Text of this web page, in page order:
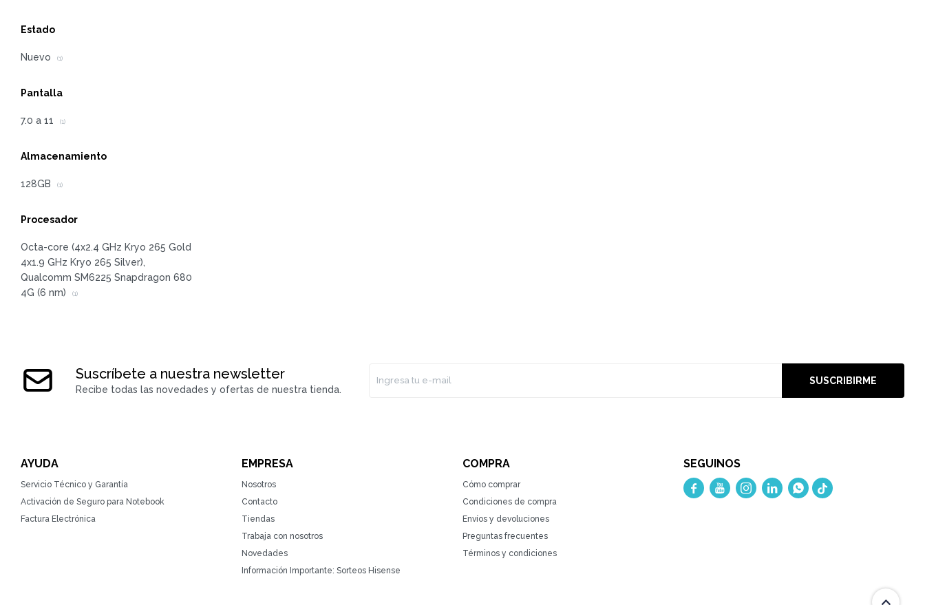
Estado
Nuevo (1)
Pantalla
7.0 a 11 (1)
Almacenamiento
128GB (1)
Procesador
Octa-core (4x2.4 GHz Kryo 265 Gold
4x1.9 GHz Kryo 265 Silver),
Qualcomm SM6225 Snapdragon 680
4G (6 nm)
(1)
Suscríbete a nuestra newsletter
Recibe todas las novedades y ofertas de nuestra tienda.
SUSCRIBIRME
AYUDA
Servicio Técnico y Garantía
Activación de Seguro para Notebook
Factura Electrónica
EMPRESA
Nosotros
Contacto
Tiendas
Trabaja con nosotros
Novedades
Información Importante: Sorteos Hisense
COMPRA
Cómo comprar
Condiciones de compra
Envíos y devoluciones
Preguntas frecuentes
Términos y condiciones
SEGUINOS
    